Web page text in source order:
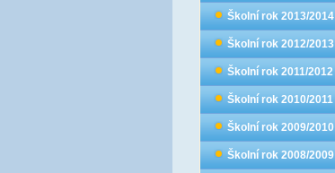
Školní rok 2013/2014
Školní rok 2012/2013
Školní rok 2011/2012
Školní rok 2010/2011
Školní rok 2009/2010
Školní rok 2008/2009